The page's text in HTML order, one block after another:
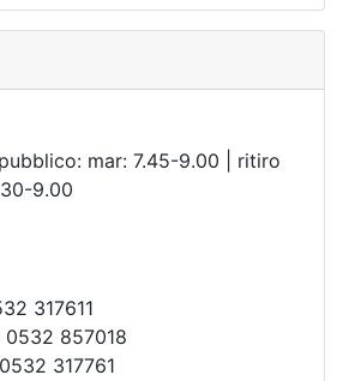
mar: 7.45-9.00 | ritiro
9.00
317611
0532 857018
317761